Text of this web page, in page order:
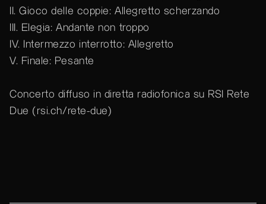
II. Gioco delle coppie: Allegretto scherzando
III. Elegia: Andante non troppo
IV. Intermezzo interrotto: Allegretto
V. Finale: Pesante
Concerto diffuso in diretta radiofonica su RSI Rete
Due ( rsi.ch/rete-due)